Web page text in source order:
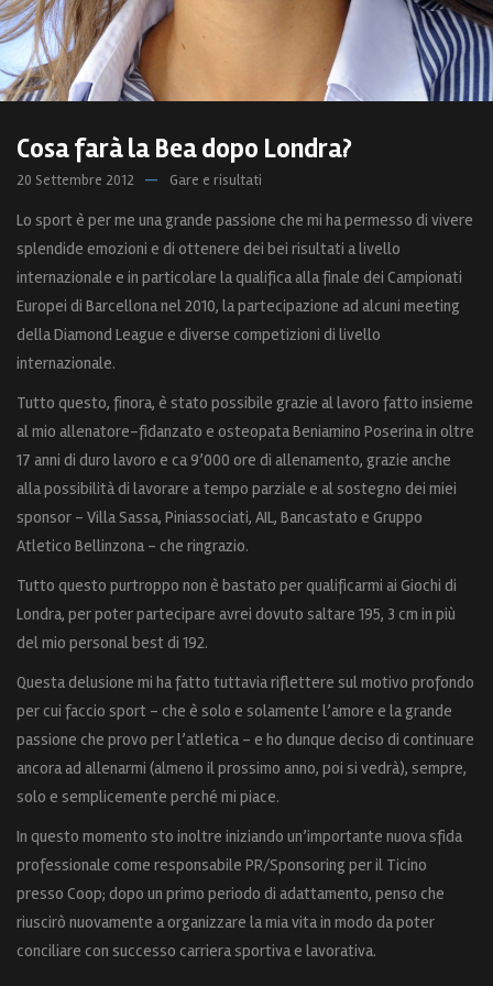
Cosa farà la Bea dopo Londra?
20 Settembre 2012 Gare e risultati
Lo sport è per me una grande passione che mi ha permesso di vivere
splendide emozioni e di ottenere dei bei risultati a livello
internazionale e in particolare la qualifica alla finale dei Campionati
Europei di Barcellona nel 2010, la partecipazione ad alcuni meeting
della Diamond League e diverse competizioni di livello
internazionale.
Tutto questo, finora, è stato possibile grazie al lavoro fatto insieme
al mio allenatore-fidanzato e osteopata Beniamino Poserina in oltre
17 anni di duro lavoro e ca 9’000 ore di allenamento, grazie anche
alla possibilità di lavorare a tempo parziale e al sostegno dei miei
sponsor – Villa Sassa, Piniassociati, AIL, Bancastato e Gruppo
Atletico Bellinzona – che ringrazio.
Tutto questo purtroppo non è bastato per qualificarmi ai Giochi di
Londra, per poter partecipare avrei dovuto saltare 195, 3 cm in più
del mio personal best di 192.
Questa delusione mi ha fatto tuttavia riflettere sul motivo profondo
per cui faccio sport – che è solo e solamente l’amore e la grande
passione che provo per l’atletica – e ho dunque deciso di continuare
ancora ad allenarmi (almeno il prossimo anno, poi si vedrà), sempre,
solo e semplicemente perché mi piace.
In questo momento sto inoltre iniziando un’importante nuova sfida
professionale come responsabile PR/Sponsoring per il Ticino
presso Coop; dopo un primo periodo di adattamento, penso che
riuscirò nuovamente a organizzare la mia vita in modo da poter
conciliare con successo carriera sportiva e lavorativa.